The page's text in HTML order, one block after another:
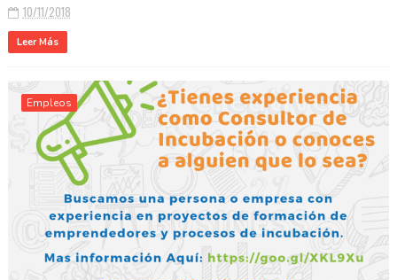
10/11/2018
Leer Más
Empleos